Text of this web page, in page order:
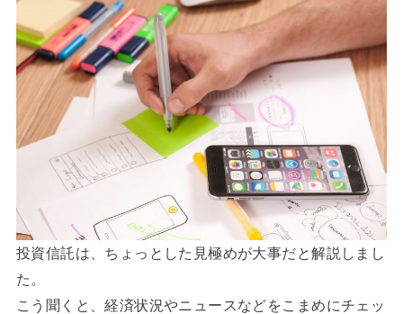
投資信託は、ちょっとした見極めが大事だと解説しまし
た。
こう聞くと、経済状況やニュースなどをこまめにチェッ